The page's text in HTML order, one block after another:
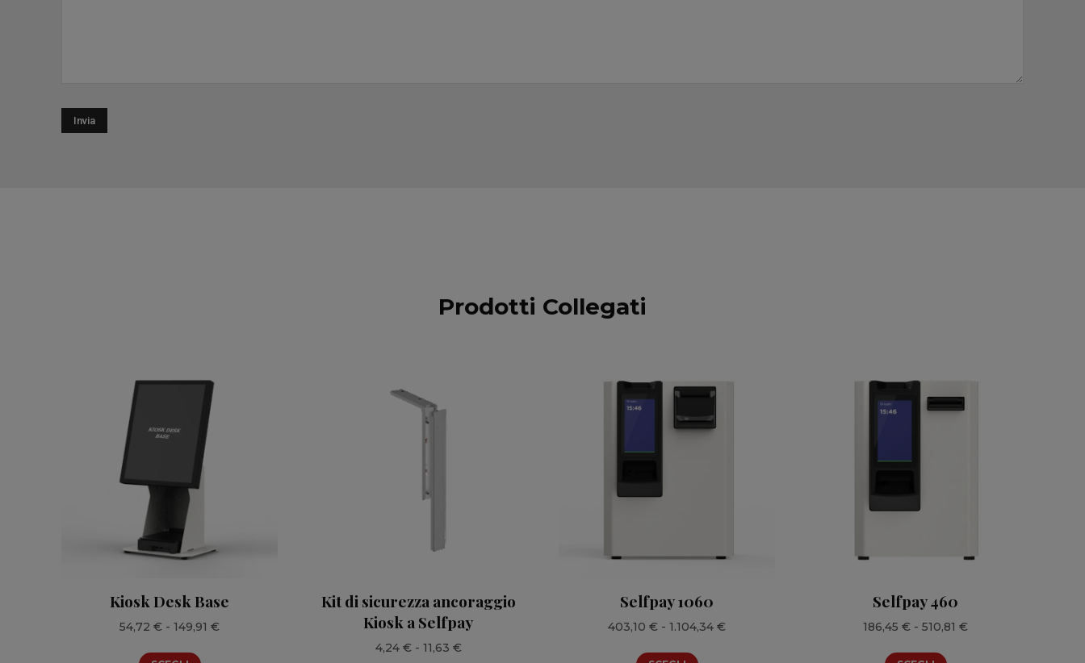
Prodotti Collegati
Kiosk Desk Base
54,72 € - 149,91 €Fascia
Kit di sicurezza ancoraggio
Kiosk a Selfpay
4,24 € - 11,63 €Fascia
Selfpay 1060
403,10 € - 1.104,34 €Fascia
Selfpay 460
186,45 € - 510,81 €Fascia